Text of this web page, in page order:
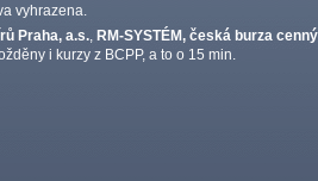
vyhrazena.
Praha, a.s. RM-SYSTÉM, česká burza
i kurzy z BCPP, a to o 15 min.